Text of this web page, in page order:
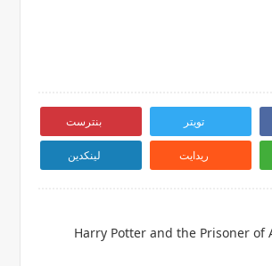
تويتر بنترست
ريدايت لينكدين